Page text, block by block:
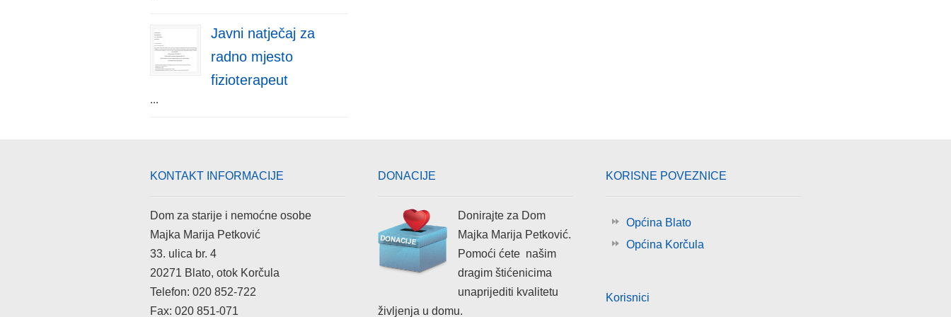
Javni natječaj za
radno mjesto
fizioterapeut
...
KONTAKT INFORMACIJE
Dom za starije i nemoćne osobe
Majka Marija Petković
33. ulica br. 4
20271 Blato, otok Korčula
Telefon: 020 852-722
Fax: 020 851-071
DONACIJE
Donirajte za Dom
Majka Marija Petković.
Pomoći ćete našim
dragim štićenicima
unaprijediti kvalitetu
življenja u domu.
KORISNE POVEZNICE
Općina Blato
Općina Korčula
Korisnici